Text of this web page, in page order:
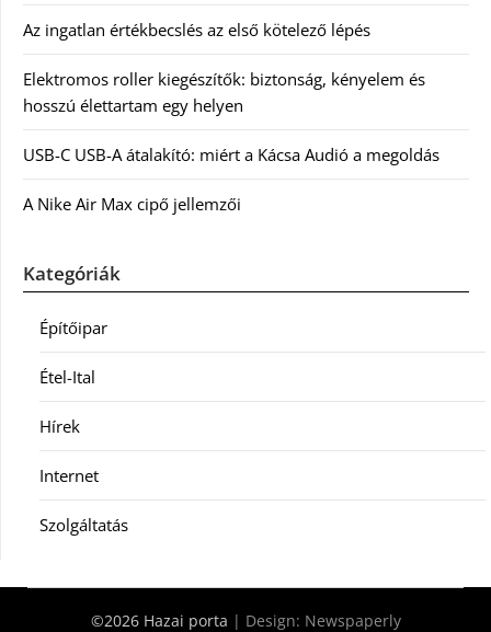
Az ingatlan értékbecslés az első kötelező lépés
Elektromos roller kiegészítők: biztonság, kényelem és
hosszú élettartam egy helyen
USB-C USB-A átalakító: miért a Kácsa Audió a megoldás
A Nike Air Max cipő jellemzői
Kategóriák
Építőipar
Étel-Ital
Hírek
Internet
Szolgáltatás
©2026 Hazai porta | Design: Newspaperly